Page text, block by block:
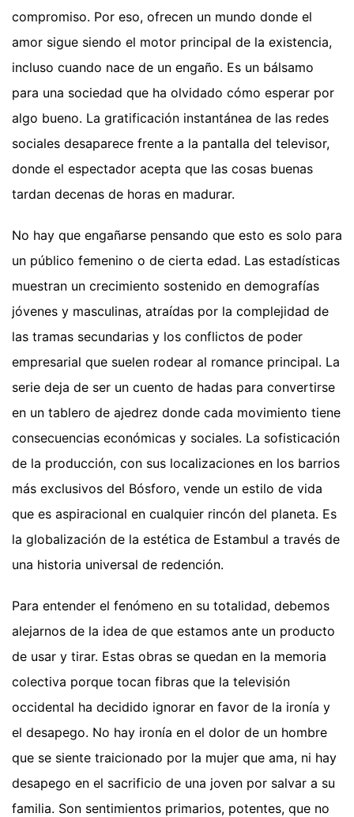
compromiso. Por eso, ofrecen un mundo donde el
amor sigue siendo el motor principal de la existencia,
incluso cuando nace de un engaño. Es un bálsamo
para una sociedad que ha olvidado cómo esperar por
algo bueno. La gratificación instantánea de las redes
sociales desaparece frente a la pantalla del televisor,
donde el espectador acepta que las cosas buenas
tardan decenas de horas en madurar.
No hay que engañarse pensando que esto es solo para
un público femenino o de cierta edad. Las estadísticas
muestran un crecimiento sostenido en demografías
jóvenes y masculinas, atraídas por la complejidad de
las tramas secundarias y los conflictos de poder
empresarial que suelen rodear al romance principal. La
serie deja de ser un cuento de hadas para convertirse
en un tablero de ajedrez donde cada movimiento tiene
consecuencias económicas y sociales. La sofisticación
de la producción, con sus localizaciones en los barrios
más exclusivos del Bósforo, vende un estilo de vida
que es aspiracional en cualquier rincón del planeta. Es
la globalización de la estética de Estambul a través de
una historia universal de redención.
Para entender el fenómeno en su totalidad, debemos
alejarnos de la idea de que estamos ante un producto
de usar y tirar. Estas obras se quedan en la memoria
colectiva porque tocan fibras que la televisión
occidental ha decidido ignorar en favor de la ironía y
el desapego. No hay ironía en el dolor de un hombre
que se siente traicionado por la mujer que ama, ni hay
desapego en el sacrificio de una joven por salvar a su
familia. Son sentimientos primarios, potentes, que no